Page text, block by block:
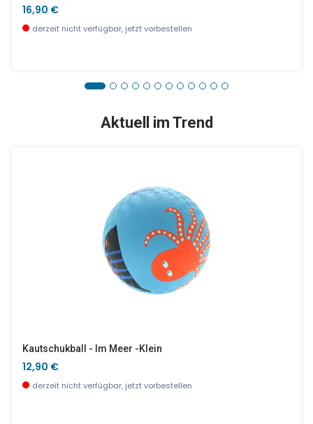
16,90 €
derzeit nicht verfügbar, jetzt vorbestellen
Rebekka Und Ihre Freundinnen
Aktuell im Trend
Kautschukball - Im Meer -klein
12,90 €
derzeit nicht verfügbar, jetzt vorbestellen